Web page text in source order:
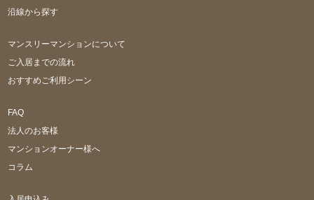
沿線から探す
マンスリーマンションについて
ご入居までの流れ
おすすめご利用シーン
FAQ
法人のお客様
マンションオーナー様へ
コラム